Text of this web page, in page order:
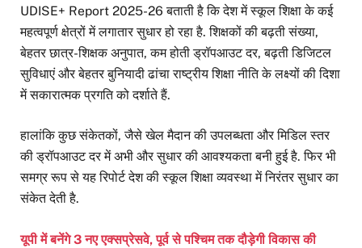
UDISE+ Report 2025-26 बताती है कि देश में स्कूल शिक्षा के कई
महत्वपूर्ण क्षेत्रों में लगातार सुधार हो रहा है. शिक्षकों की बढ़ती संख्या,
बेहतर छात्र-शिक्षक अनुपात, कम होती ड्रॉपआउट दर, बढ़ती डिजिटल
सुविधाएं और बेहतर बुनियादी ढांचा राष्ट्रीय शिक्षा नीति के लक्ष्यों की दिशा
में सकारात्मक प्रगति को दर्शाते हैं.
हालांकि कुछ संकेतकों, जैसे खेल मैदान की उपलब्धता और मिडिल स्तर
की ड्रॉपआउट दर में अभी और सुधार की आवश्यकता बनी हुई है. फिर भी
समग्र रूप से यह रिपोर्ट देश की स्कूल शिक्षा व्यवस्था में निरंतर सुधार का
संकेत देती है.
यूपी में बनेंगे 3 नए एक्सप्रेसवे, पूर्व से पश्चिम तक दौड़ेगी विकास की